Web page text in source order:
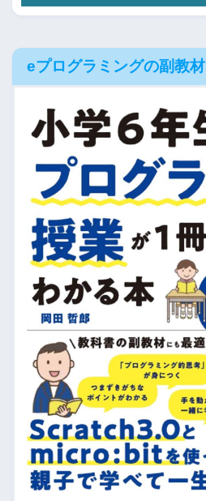
eプログラミングの副教材